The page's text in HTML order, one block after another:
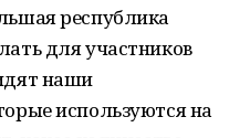
республика
для участников
наши
используются на